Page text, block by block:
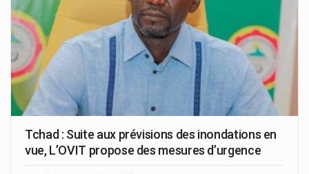
Tchad : Suite aux prévisions des inondations en
vue, L’OVIT propose des mesures d’urgence